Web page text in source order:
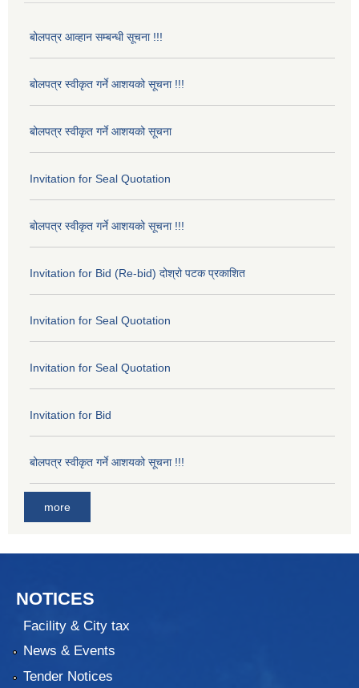
बोलपत्र आव्हान सम्बन्धी सूचना !!!
बोलपत्र स्वीकृत गर्ने आशयको सूचना !!!
बोलपत्र स्वीकृत गर्ने आशयको सूचना
Invitation for Seal Quotation
बोलपत्र स्वीकृत गर्ने आशयको सूचना !!!
Invitation for Bid (Re-bid) दोश्रो पटक प्रकाशित
Invitation for Seal Quotation
Invitation for Seal Quotation
Invitation for Bid
बोलपत्र स्वीकृत गर्ने आशयको सूचना !!!
more
NOTICES
Facility & City tax
News & Events
Tender Notices